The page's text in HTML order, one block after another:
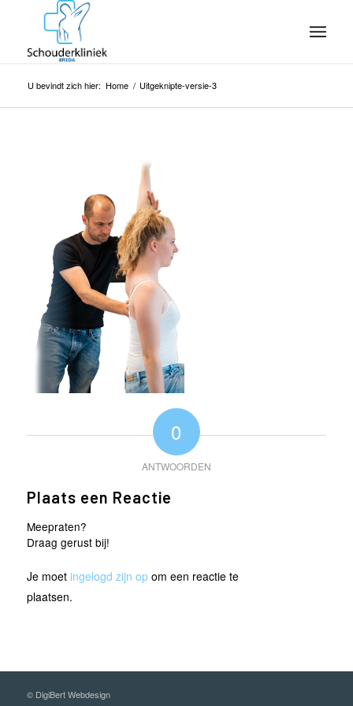
U bevindt zich hier: Home / Uitgeknipte-versie-3
0
ANTWOORDEN
Plaats een Reactie
Meepraten?
Draag gerust bij!
Je moet ingelogd zijn opom een reactie te
plaatsen.
© DigiBert Webdesign